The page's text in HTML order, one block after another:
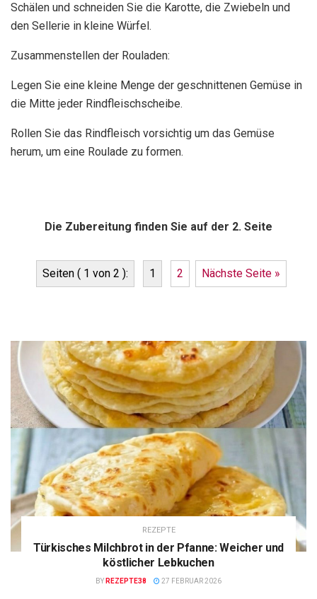
Schälen und schneiden Sie die Karotte, die Zwiebeln und
den Sellerie in kleine Würfel.
Zusammenstellen der Rouladen:
Legen Sie eine kleine Menge der geschnittenen Gemüse in
die Mitte jeder Rindfleischscheibe.
Rollen Sie das Rindfleisch vorsichtig um das Gemüse
herum, um eine Roulade zu formen.
Die Zubereitung finden Sie auf der 2. Seite
Seiten ( 1 von 2 ): 1 2 Nächste Seite »
REZEPTE
Türkisches Milchbrot in der Pfanne: Weicher und
köstlicher Lebkuchen
BY REZEPTE38 27 FEBRUAR 2026